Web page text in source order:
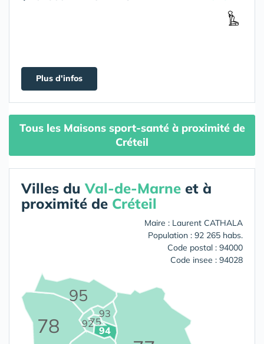
Plus d'infos
Tous les Maisons sport-santé à proximité de
Créteil
Villes duVal-de-Marne et à
proximité de Créteil
Maire : Laurent CATHALA
Population : 92 265 habs.
Code postal : 94000
Code insee : 94028
75
78 92
93
94
95